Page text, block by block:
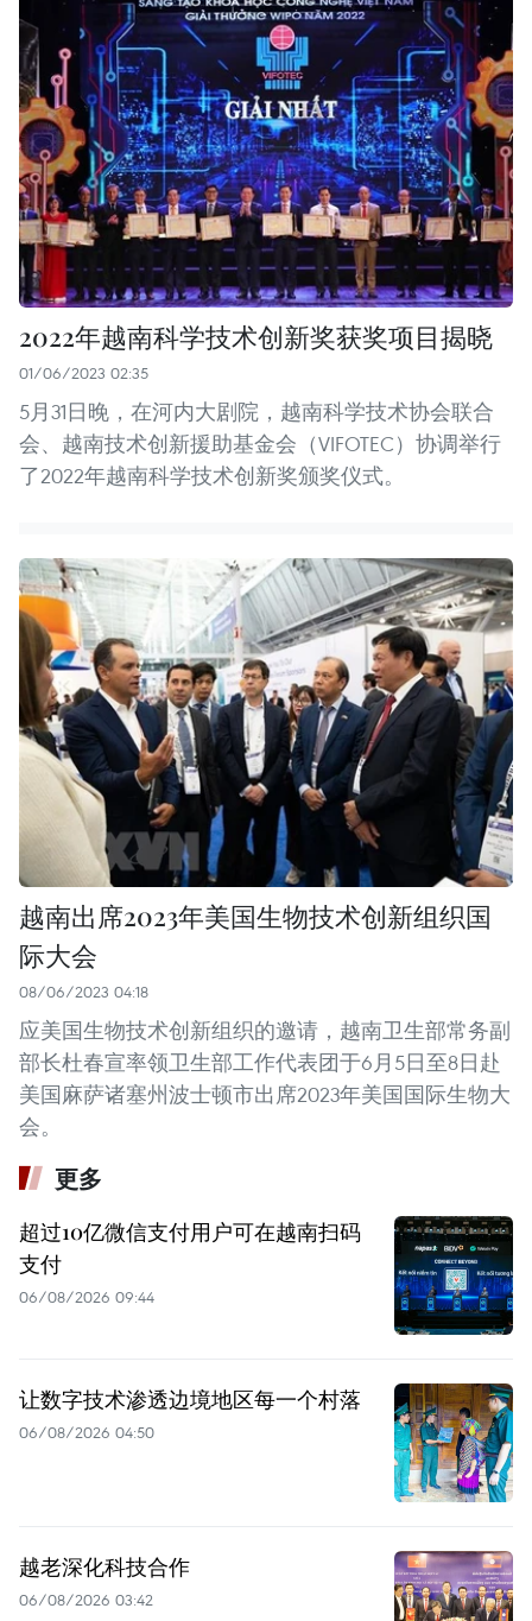
2022年越南科学技术创新奖获奖项目揭晓
01/06/2023 02:35
5月31日晚，在河内大剧院，越南科学技术协会联合
会、越南技术创新援助基金会（VIFOTEC）协调举行
了2022年越南科学技术创新奖颁奖仪式。
越南出席2023年美国生物技术创新组织国
际大会
08/06/2023 04:18
应美国生物技术创新组织的邀请，越南卫生部常务副
部长杜春宣率领卫生部工作代表团于6月5日至8日赴
美国麻萨诸塞州波士顿市出席2023年美国国际生物大
会。
更多
超过10亿微信支付用户可在越南扫码
支付
06/08/2026 09:44
让数字技术渗透边境地区每一个村落
06/08/2026 04:50
越老深化科技合作
06/08/2026 03:42